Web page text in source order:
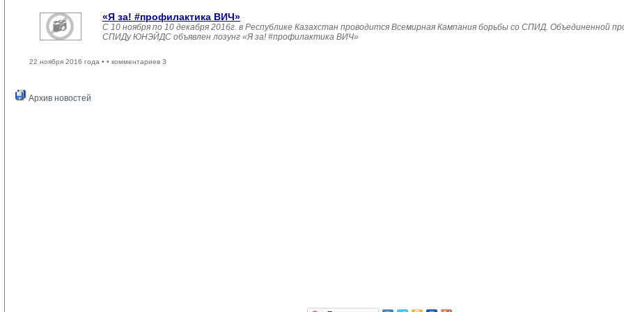
«Я за! #профилактика ВИЧ»
С 10 ноября по 10 декабря 2016г. в Республике Казахстан проводится Всемирная Кампания борьбы со СПИД. Объединенной
СПИДу ЮНЭЙДС объявлен лозунг «Я за! #профилактика ВИЧ»
22 ноября 2016 года • • комментариев 3
Архив новостей